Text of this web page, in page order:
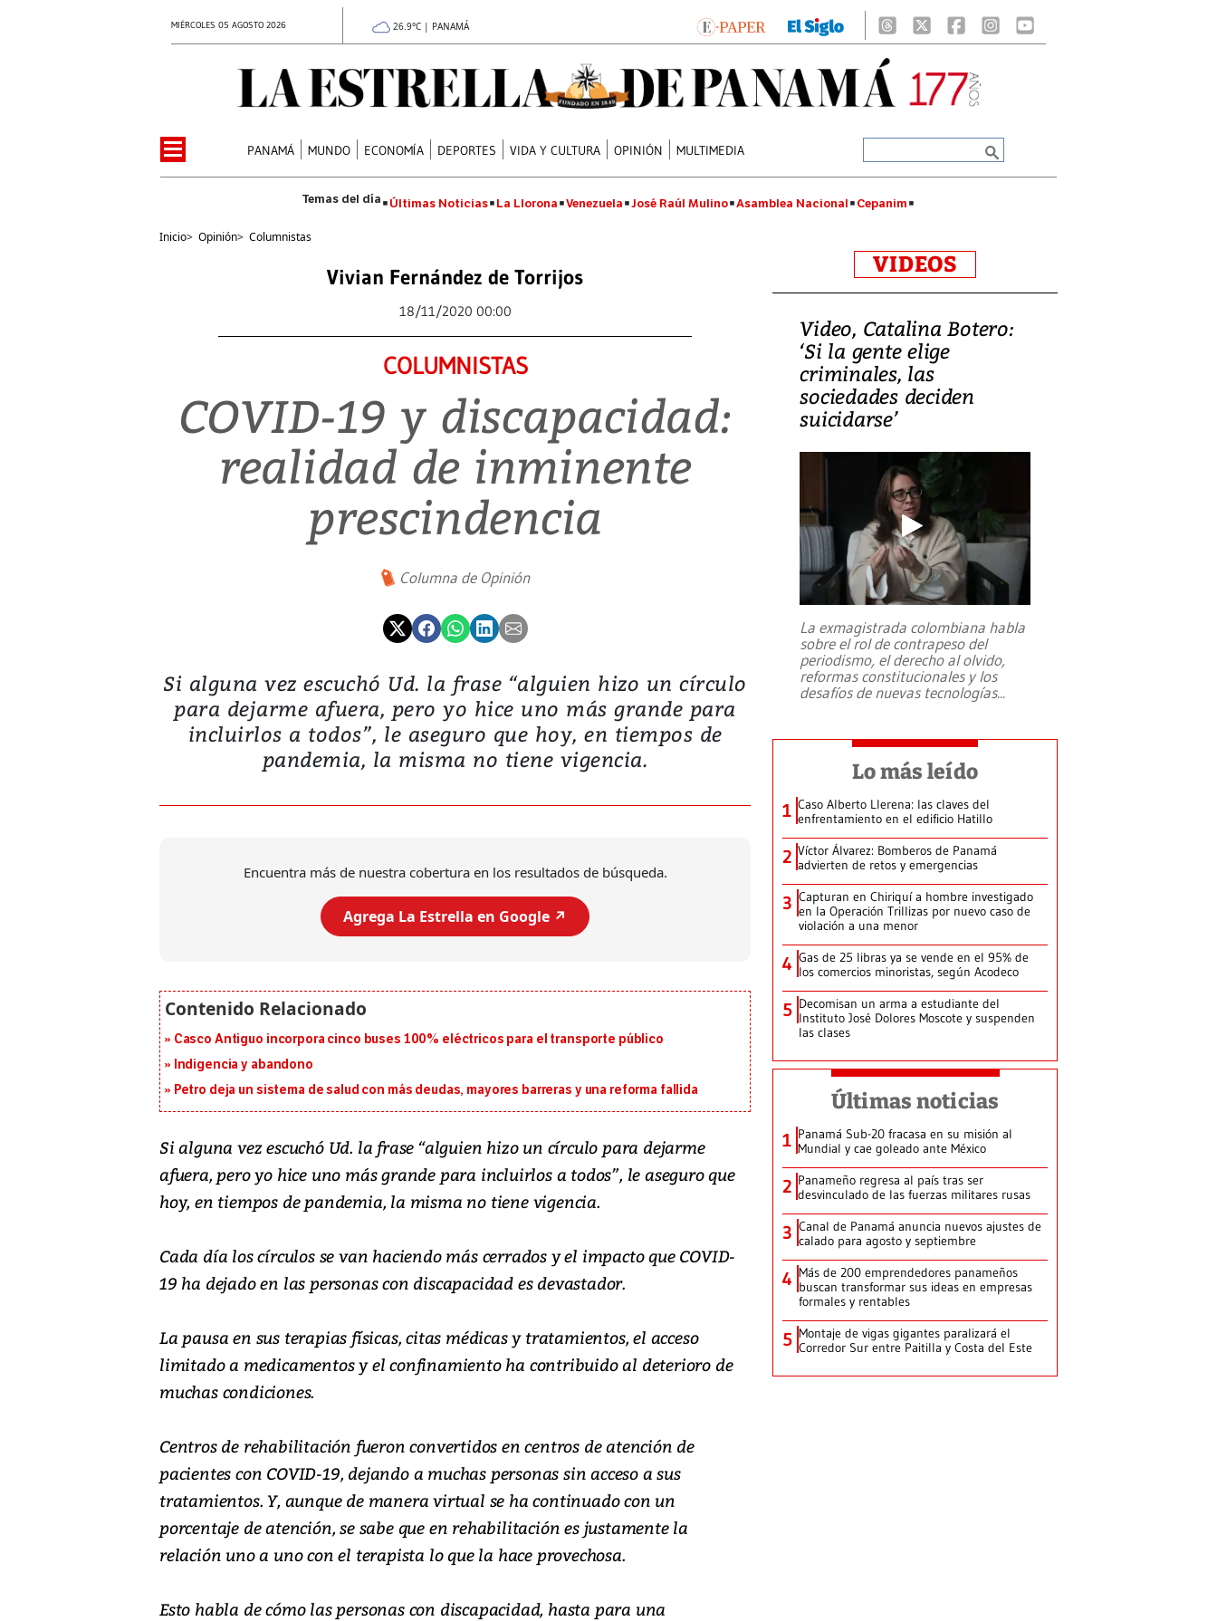
MIÉRCOLES 05 AGOSTO 2026 26.9°C | PANAMÁ
PANAMÁ MUNDO ECONOMÍA DEPORTES VIDA Y CULTURA OPINIÓN MULTIMEDIA
Últimas Noticias La Llorona Venezuela José Raúl Mulino Asamblea Nacional Cepanim
Inicio> Opinión> Columnistas
Vivian Fernández de Torrijos
18/11/2020 00:00
COLUMNISTAS
COVID-19 y discapacidad:
realidad de inminente
prescindencia
Columna de Opinión
Si alguna vez escuchó Ud. la frase “alguien hizo un círculo
para dejarme afuera, pero yo hice uno más grande para
incluirlos a todos”, le aseguro que hoy, en tiempos de
pandemia, la misma no tiene vigencia.
Encuentra más de nuestra cobertura en los resultados de búsqueda.
Agrega La Estrella en Google ↗️
Casco Antiguo incorpora cinco buses 100% eléctricos para el transporte público
Indigencia y abandono
Petro deja un sistema de salud con más deudas, mayores barreras y una reforma fallida
Si alguna vez escuchó Ud. la frase “alguien hizo un círculo para dejarme
afuera, pero yo hice uno más grande para incluirlos a todos”, le aseguro que
hoy, en tiempos de pandemia, la misma no tiene vigencia.
Cada día los círculos se van haciendo más cerrados y el impacto que COVID-
19 ha dejado en las personas con discapacidad es devastador.
La pausa en sus terapias físicas, citas médicas y tratamientos, el acceso
limitado a medicamentos y el confinamiento ha contribuido al deterioro de
muchas condiciones.
Centros de rehabilitación fueron convertidos en centros de atención de
pacientes con COVID-19, dejando a muchas personas sin acceso a sus
tratamientos. Y, aunque de manera virtual se ha continuado con un
porcentaje de atención, se sabe que en rehabilitación es justamente la
relación uno a uno con el terapista lo que la hace provechosa.
Esto habla de cómo las personas con discapacidad, hasta para una
VIDEOS
Video, Catalina Botero:
‘Si la gente elige
criminales, las
sociedades deciden
suicidarse’
La exmagistrada colombiana habla
sobre el rol de contrapeso del
periodismo, el derecho al olvido,
reformas constitucionales y los
desafíos de nuevas tecnologías...
Lo más leído
1 Caso Alberto Llerena: las claves del
enfrentamiento en el edificio Hatillo
2 Víctor Álvarez: Bomberos de Panamá
advierten de retos y emergencias
3 Capturan en Chiriquí a hombre investigado
en la Operación Trillizas por nuevo caso de
violación a una menor
4 Gas de 25 libras ya se vende en el 95% de
los comercios minoristas, según Acodeco
5 Decomisan un arma a estudiante del
Instituto José Dolores Moscote y suspenden
las clases
Últimas noticias
1 Panamá Sub-20 fracasa en su misión al
Mundial y cae goleado ante México
2 Panameño regresa al país tras ser
desvinculado de las fuerzas militares rusas
3 Canal de Panamá anuncia nuevos ajustes de
calado para agosto y septiembre
4 Más de 200 emprendedores panameños
buscan transformar sus ideas en empresas
formales y rentables
5 Montaje de vigas gigantes paralizará el
Corredor Sur entre Paitilla y Costa del Este